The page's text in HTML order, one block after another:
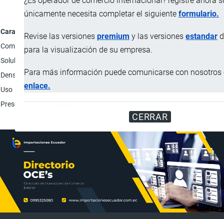
únicamente necesita completar el siguiente formulario.
Revise las versiones premium y las versiones estandar
para la visualización de su empresa.
Para más información puede comunicarse con nosotros
enlace.
CERRAR
Característica
Composición
Sal de calcio (calcita) y extracto vegetal; CaO: 16%;
Solubilidad
Densidad
1,29 +/ - 0,03 g/cm3
Uso
Fertilizante líquido para cultivos frutales, hortícolas,
Presentación
Envases de 1, 5, 20 y 1000 litros.